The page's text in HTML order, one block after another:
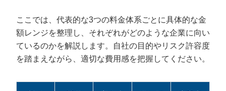
ここでは、代表的な3つの料金体系ごとに具体的な金
額レンジを整理し、それぞれがどのような企業に向い
ているのかを解説します。自社の目的やリスク許容度
を踏まえながら、適切な費用感を把握してください。